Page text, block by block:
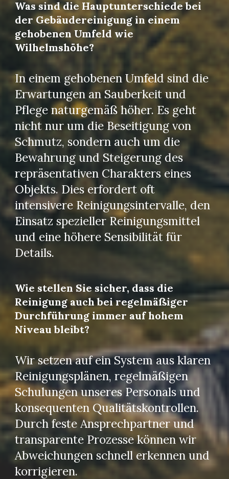
Was sind die Hauptunterschiede bei
der Gebäudereinigung in einem
gehobenen Umfeld wie
Wilhelmshöhe?
In einem gehobenen Umfeld sind die
Erwartungen an Sauberkeit und
Pflege naturgemäß höher. Es geht
nicht nur um die Beseitigung von
Schmutz, sondern auch um die
Bewahrung und Steigerung des
repräsentativen Charakters eines
Objekts. Dies erfordert oft
intensivere Reinigungsintervalle, den
Einsatz spezieller Reinigungsmittel
und eine höhere Sensibilität für
Details.
Wie stellen Sie sicher, dass die
Reinigung auch bei regelmäßiger
Durchführung immer auf hohem
Niveau bleibt?
Wir setzen auf ein System aus klaren
Reinigungsplänen, regelmäßigen
Schulungen unseres Personals und
konsequenten Qualitätskontrollen.
Durch feste Ansprechpartner und
transparente Prozesse können wir
Abweichungen schnell erkennen und
korrigieren.